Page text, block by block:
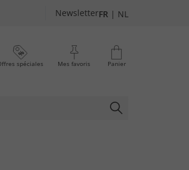
NewsletterFR | NL
spéciales Mes favoris Panier